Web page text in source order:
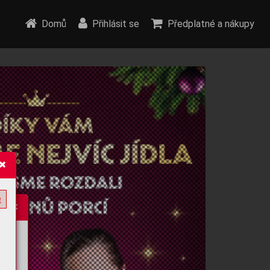
Domů Přihlásit se Předplatné a nákupy